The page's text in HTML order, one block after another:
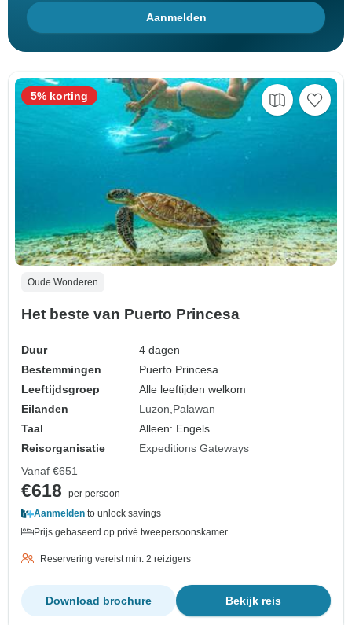
Aanmelden
Oude Wonderen
Het beste van Puerto Princesa
Duur
4 dagen
Bestemmingen
Puerto Princesa
Leeftijdsgroep
Alle leeftijden welkom
Eilanden
Luzon Palawan
Taal
Alleen: Engels
Reisorganisatie
Expeditions Gateways
5% korting
Vanaf €651
€618
per persoon
Aanmelden to unlock savings
Prijs gebaseerd op privé tweepersoonskamer
Reservering vereist min. 2 reizigers
Bekijk reis
Download brochure